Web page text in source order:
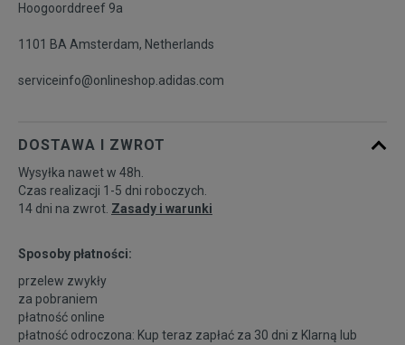
Hoogoorddreef 9a
1101 BA Amsterdam, Netherlands
serviceinfo@onlineshop.adidas.com
DOSTAWA I ZWROT
Wysyłka nawet w 48h.
Czas realizacji 1-5 dni roboczych.
14 dni na zwrot. Zasady i warunki
Sposoby płatności:
przelew zwykły
za pobraniem
płatność online
płatność odroczona: Kup teraz zapłać za 30 dni z Klarną lub